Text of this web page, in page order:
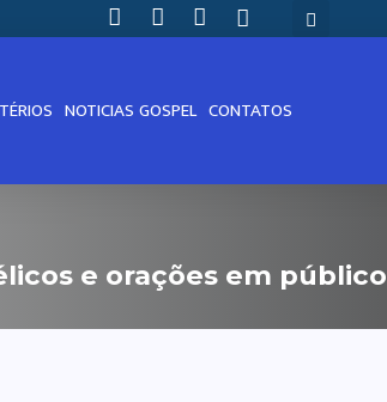
NOTICIAS GOSPEL CONTATOS
e orações em público